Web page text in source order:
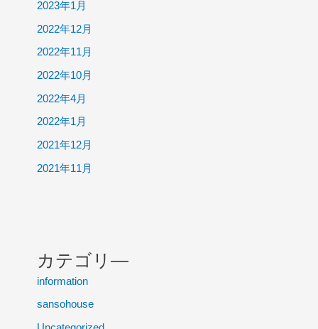
2023年1月
2022年12月
2022年11月
2022年10月
2022年4月
2022年1月
2021年12月
2021年11月
カテゴリ―
information
sansohouse